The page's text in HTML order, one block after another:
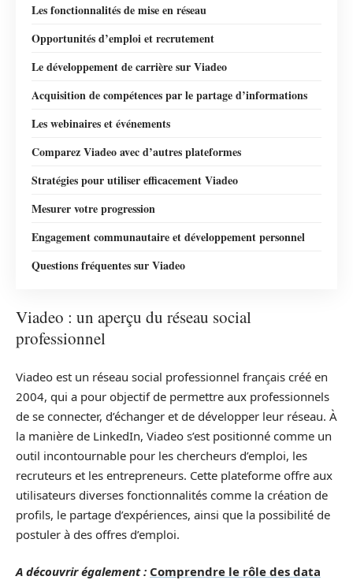
Les fonctionnalités de mise en réseau
Opportunités d’emploi et recrutement
Le développement de carrière sur Viadeo
Acquisition de compétences par le partage d’informations
Les webinaires et événements
Comparez Viadeo avec d’autres plateformes
Stratégies pour utiliser efficacement Viadeo
Mesurer votre progression
Engagement communautaire et développement personnel
Questions fréquentes sur Viadeo
Viadeo : un aperçu du réseau social
professionnel
Viadeo est un réseau social professionnel français créé en
2004, qui a pour objectif de permettre aux professionnels
de se connecter, d’échanger et de développer leur réseau. À
la manière de LinkedIn, Viadeo s’est positionné comme un
outil incontournable pour les chercheurs d’emploi, les
recruteurs et les entrepreneurs. Cette plateforme offre aux
utilisateurs diverses fonctionnalités comme la création de
profils, le partage d’expériences, ainsi que la possibilité de
postuler à des offres d’emploi.
A découvrir également : Comprendre le rôle des data